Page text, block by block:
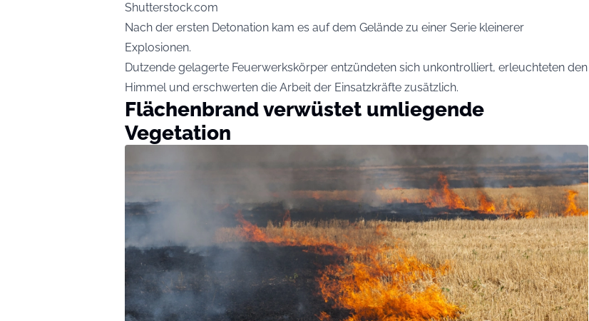
Shutterstock.com
Nach der ersten Detonation kam es auf dem Gelände zu einer Serie kleinerer
Explosionen.
Dutzende gelagerte Feuerwerkskörper entzündeten sich unkontrolliert, erleuchteten den
Himmel und erschwerten die Arbeit der Einsatzkräfte zusätzlich.
Flächenbrand verwüstet umliegende
Vegetation